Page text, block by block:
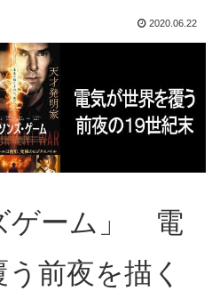
2020.06.22
ゲーム」 電
前夜を描く